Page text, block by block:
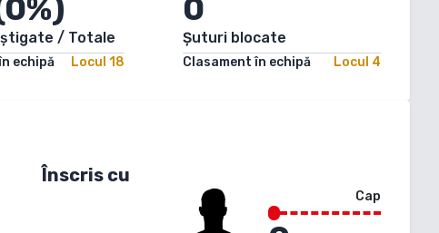
/ Totale
echipă Locul 18
0
Șuturi blocate
Clasament în echipă Locul 4
Înscris cu
Cap